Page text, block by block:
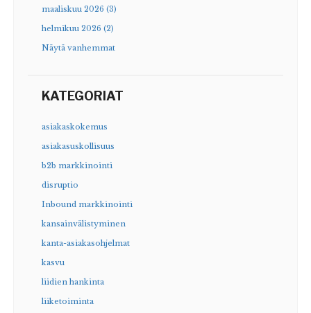
maaliskuu 2026 (3)
helmikuu 2026 (2)
Näytä vanhemmat
KATEGORIAT
asiakaskokemus
asiakasuskollisuus
b2b markkinointi
disruptio
Inbound markkinointi
kansainvälistyminen
kanta-asiakasohjelmat
kasvu
liidien hankinta
liiketoiminta